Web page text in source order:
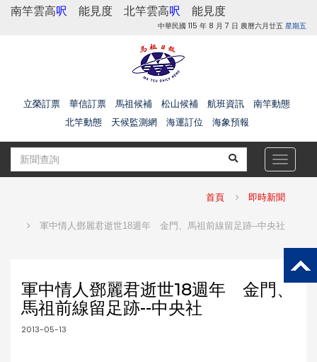
南竿雲高呎 能見度 北竿雲高呎 能見度
中華民國 115 年 8 月 7 日 農曆六月廿五 星期五
立榮訂票 華信訂票 馬祖候補 松山候補 航班資訊
南竿動態
北竿動態
天候監測網 海運訂位 海象預報
Toggle
首頁 即時新聞
軍中情人鄧麗君逝世18週年 金門、馬祖前線留足跡--中央社
軍中情人鄧麗君逝世18週年 金門、
馬祖前線留足跡--中央社
2013-05-13